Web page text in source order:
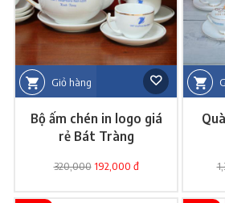
Giỏ hàng
Bộ ấm chén in logo giá
rẻ Bát Tràng
320,000192,000 đ